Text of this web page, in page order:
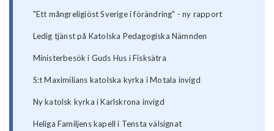
"Ett mångreligiöst Sverige i förändring" - ny rapport
Ledig tjänst på Katolska Pedagogiska Nämnden
Ministerbesök i Guds Hus i Fisksätra
S:t Maximilians katolska kyrka i Motala invigd
Ny katolsk kyrka i Karlskrona invigd
Heliga Familjens kapell i Tensta välsignat